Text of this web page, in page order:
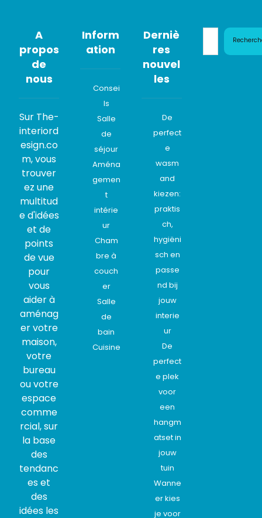
A
propos
de
nous
Sur The-
interiord
esign.co
m, vous
trouver
ez une
multitud
e d'idées
et de
points
de vue
pour
vous
aider à
aménag
er votre
maison,
votre
bureau
ou votre
espace
comme
rcial, sur
la base
des
tendanc
es et
des
idées les
Inform
ation
Consei
ls
Salle
de
séjour
Aména
gemen
t
intérie
ur
Cham
bre à
couch
er
Salle
de
bain
Cuisine
Derniè
res
nouvel
les
De
perfect
e
wasm
and
kiezen:
praktis
ch,
hygiëni
sch en
passe
nd bij
jouw
interie
ur
De
perfect
e plek
voor
een
hangm
atset in
jouw
tuin
Wanne
er kies
je voor